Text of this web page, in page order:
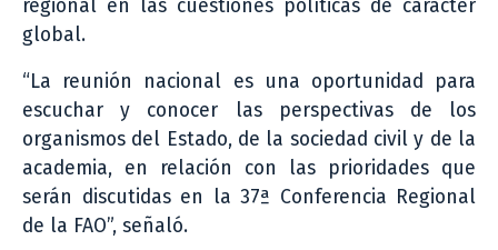
regional en las cuestiones políticas de carácter
global.
“La reunión nacional es una oportunidad para
escuchar y conocer las perspectivas de los
organismos del Estado, de la sociedad civil y de la
academia, en relación con las prioridades que
serán discutidas en la 37ª Conferencia Regional
de la FAO”, señaló.